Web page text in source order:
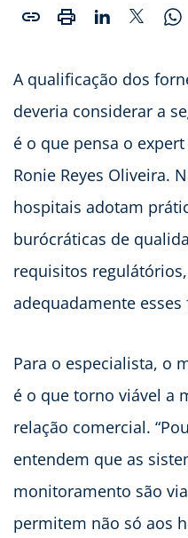
A qualificação dos
deveria considerar a
é o que pensa o
Ronie Reyes Oliveira.
hospitais adotam
burócráticas de
requisitos
adequadamente
Para o especialista, o
é o que torno viável a
relação comercial.
entendem que as
monitoramento são
permitem não só aos